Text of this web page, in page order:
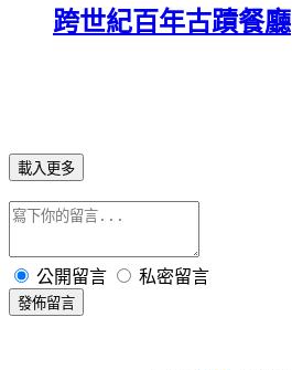
跨世紀百年古蹟餐廳
載入更多
公開留言 私密留言
發佈留言